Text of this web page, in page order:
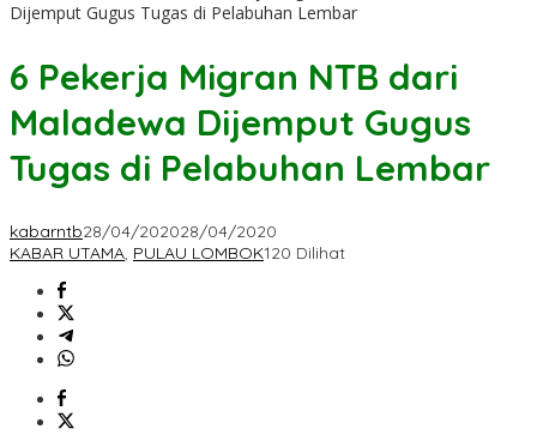
Dijemput Gugus Tugas di Pelabuhan Lembar
6 Pekerja Migran NTB dari
Maladewa Dijemput Gugus
Tugas di Pelabuhan Lembar
kabarntb28/04/202028/04/2020
KABAR UTAMA, PULAU LOMBOK120 Dilihat